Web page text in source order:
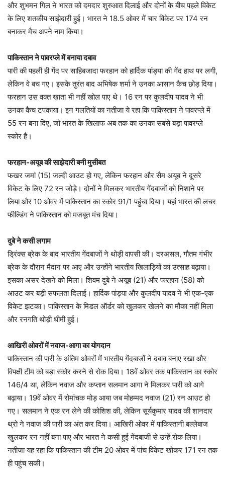
और शुभमन गिल ने भारत को दमदार शुरुआत दिलाई और दोनों के बीच पहले विकेट
के लिए शतकीय साझेदारी हुई। भारत ने 18.5 ओवर में चार विकेट पर 174 रन
बनाकर मैच अपने नाम किया।
पाकिस्तान ने पावरप्ले में बनाया दबाव
पारी की पहली ही गेंद पर साहिबजादा फरहान को हार्दिक पांड्या की गेंद हाथ पर लगी,
लेकिन वे बच गए। इसके तुरंत बाद अभिषेक शर्मा ने उनका आसान कैच छोड़ दिया।
फरहान उस वक्त खाता भी नहीं खोल पाए थे। 16 रन पर कुलदीप यादव ने भी
उनका कैच टपकाया। इन गलतियों का नतीजा ये रहा कि पाकिस्तान ने पावरप्ले में
55 रन बना दिए, जो भारत के खिलाफ अब तक का उनका सबसे बड़ा पावरप्ले
स्कोर है।
फरहान-अयूब की साझेदारी बनी मुसीबत
फखर जमां (15) जल्दी आउट हो गए, लेकिन फरहान और सैम अयूब ने दूसरे
विकेट के लिए 72 रन जोड़े। दोनों ने मिलकर भारतीय गेंदबाजों को निशाने पर
लिया और 10 ओवर में पाकिस्तान का स्कोर 91/1 पहुंचा दिया। यहां भारत की लचर
फील्डिंग ने पाकिस्तान को मजबूत मंच दिया।
दुबे ने कसी लगाम
ड्रिंक्स ब्रेक के बाद भारतीय गेंदबाजों ने थोड़ी वापसी की। दरअसल, गौतम गंभीर
ब्रेक के दौरान मैदान पर आए और उन्होंने भारतीय खिलाड़ियों का उत्साह बढ़ाया।
इसका असर देखने को मिला। शिवम दुबे ने अयूब (21) और फरहान (58) को
आउट कर बड़ी सफलता दिलाई। हार्दिक पांड्या और कुलदीप यादव ने भी एक-एक
विकेट झटका। पाकिस्तान के मिडल ऑर्डर को खुलकर खेलने का मौका नहीं मिला
और रनगति थोड़ी धीमी हुई।
आखिरी ओवरों में नवाज-आगा का योगदान
पाकिस्तान की पारी के अंतिम ओवरों में भारतीय गेंदबाजों ने दबाव बनाए रखा और
विपक्षी टीम को बड़ा स्कोर करने से रोक दिया। 18वें ओवर तक पाकिस्तान का स्कोर
146/4 था, लेकिन नवाज और कप्तान सलमान आगा ने मिलकर पारी को आगे
बढ़ाया। 19वें ओवर में रोमांचक मोड़ आया जब मोहम्मद नवाज (21) रन आउट हो
गए। सलमान ने एक रन लेने की कोशिश की, लेकिन सूर्यकुमार यादव की शानदार
थ्रो ने नवाज की पारी का अंत कर दिया। आखिरी ओवर में पाकिस्तानी बल्लेबाज
खुलकर रन नहीं बना पाए और भारत ने कसी हुई गेंदबाजी से उन्हें रोक लिया।
नतीजा यह रहा कि पाकिस्तान की टीम 20 ओवर में पांच विकेट खोकर 171 रन तक
ही पहुंच सकी।